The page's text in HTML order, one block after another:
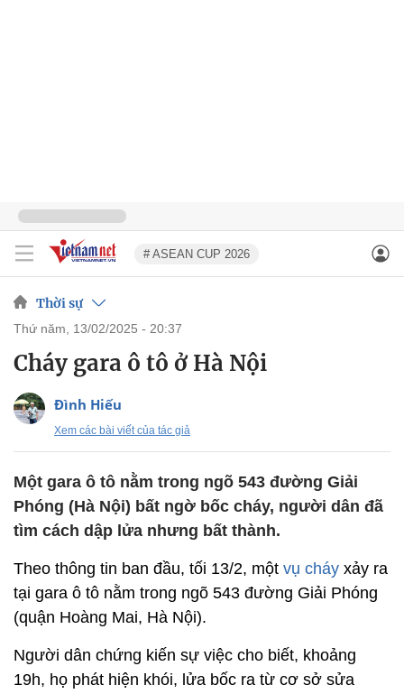
# ASEAN CUP 2026
Thời sự
thứ năm, 13/02/2025 - 20:37
Cháy gara ô tô ở Hà Nội
Đình Hiếu
Xem các bài viết của tác giả
Một gara ô tô nằm trong ngõ 543 đường Giải
Phóng (Hà Nội) bất ngờ bốc cháy, người dân đã
tìm cách dập lửa nhưng bất thành.
Theo thông tin ban đầu, tối 13/2, một vụ cháy xảy ra
tại gara ô tô nằm trong ngõ 543 đường Giải Phóng
(quận Hoàng Mai, Hà Nội).
Người dân chứng kiến sự việc cho biết, khoảng
19h, họ phát hiện khói, lửa bốc ra từ cơ sở sửa